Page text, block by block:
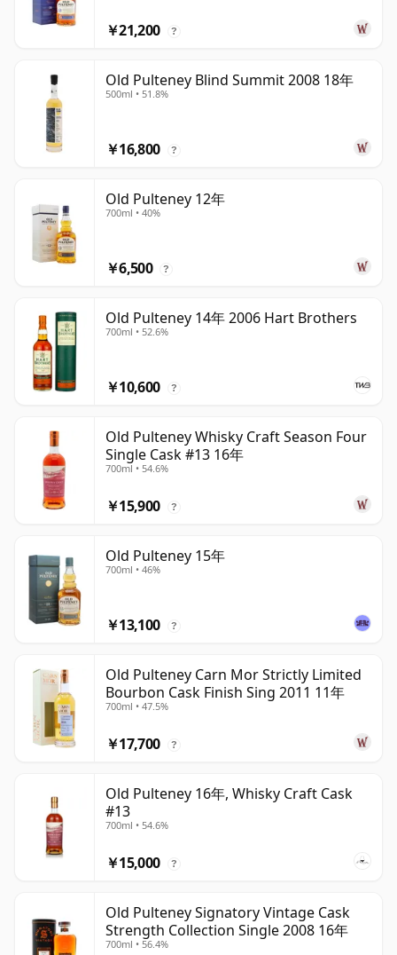
￥21,200 ?
Old Pulteney Blind Summit 2008 18年
500ml • 51.8%
￥16,800 ?
Old Pulteney 12年
700ml • 40%
￥6,500 ?
Old Pulteney 14年 2006 Hart Brothers
700ml • 52.6%
￥10,600 ?
Old Pulteney Whisky Craft Season Four
Single Cask #13 16年
700ml • 54.6%
￥15,900 ?
Old Pulteney 15年
700ml • 46%
￥13,100 ?
Old Pulteney Carn Mor Strictly Limited
Bourbon Cask Finish Sing 2011 11年
700ml • 47.5%
￥17,700 ?
Old Pulteney 16年, Whisky Craft Cask
#13
700ml • 54.6%
￥15,000 ?
Old Pulteney Signatory Vintage Cask
Strength Collection Single 2008 16年
700ml • 56.4%